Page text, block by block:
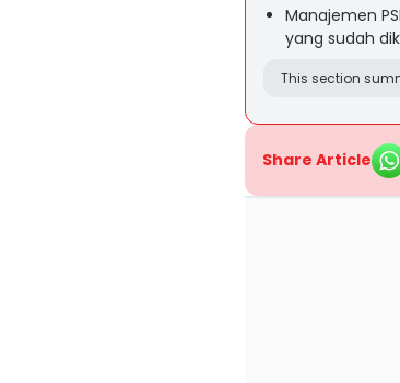
Manajemen
yang sudah
This section
Share Article